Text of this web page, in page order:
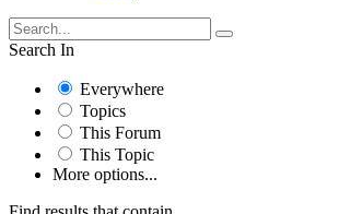
Search In
Everywhere
Topics
This Forum
This Topic
More options...